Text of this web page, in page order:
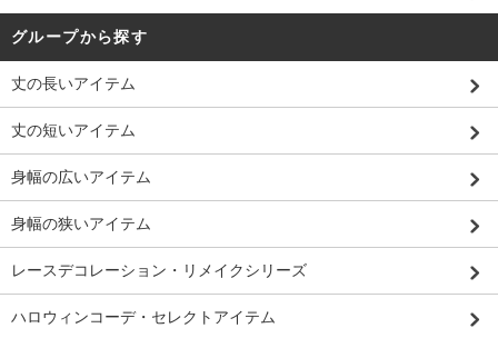
グループから探す
丈の長いアイテム
丈の短いアイテム
身幅の広いアイテム
身幅の狭いアイテム
レースデコレーション・リメイクシリーズ
ハロウィンコーデ・セレクトアイテム